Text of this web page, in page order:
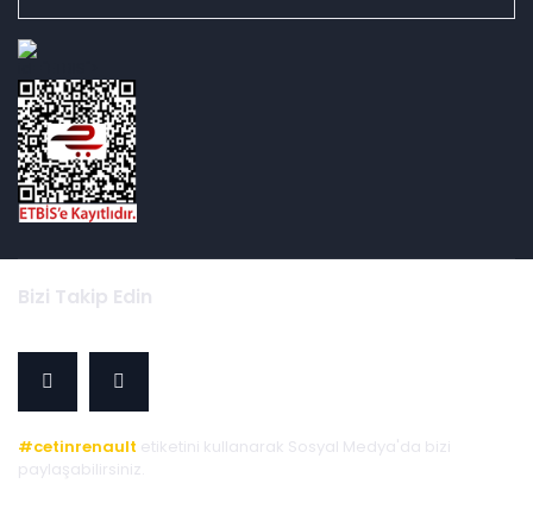
Bizi Takip Edin
#cetinrenault etiketini kullanarak Sosyal Medya'da bizi
paylaşabilirsiniz.